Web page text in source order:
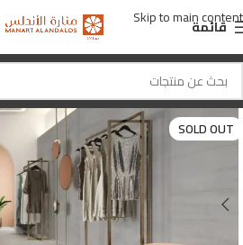
Skip to main content
قائمة
SOLD OUT